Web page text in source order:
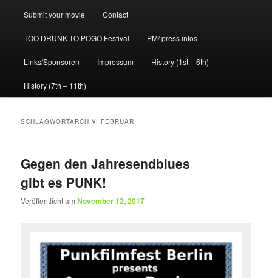
Submit your movie Contact
TOO DRUNK TO POGO Festival PM/ press infos
Links/Sponsoren Impressum History (1st – 6th)
History (7th – 11th)
SCHLAGWORTARCHIV: FEBRUAR
Gegen den Jahresendblues
gibt es PUNK!
Veröffentlicht amNovember 12, 2017